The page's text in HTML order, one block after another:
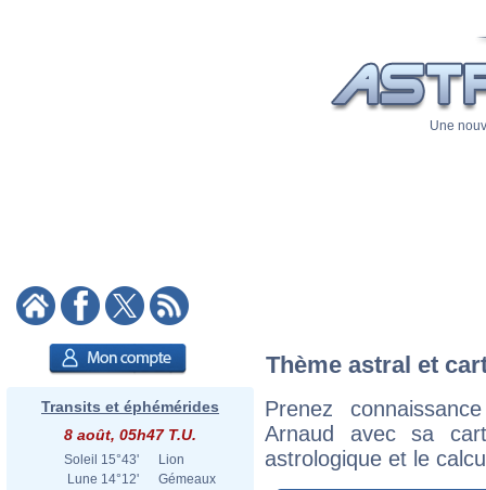
Une
Transits et éphémérides
8 août, 05h47 T.U.
Soleil 15°43'
Lion
Lune 14°12'
Gémeaux
Thème astral et
Prenez
Arnaud avec sa
astrologique et le